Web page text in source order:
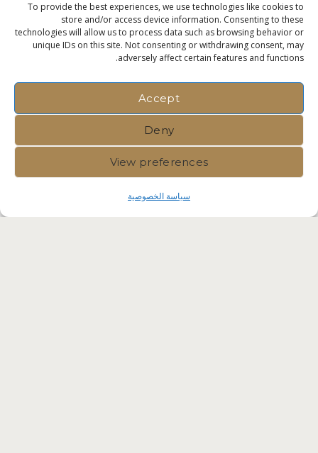
To provide the best experiences, we use technologies like cookies to
store and/or access device information. Consenting to these
technologies will allow us to process data such as browsing behavior or
unique IDs on this site. Not consenting or withdrawing consent, may
adversely affect certain features and functions.
Accept
Deny
View preferences
سياسة الخصوصية